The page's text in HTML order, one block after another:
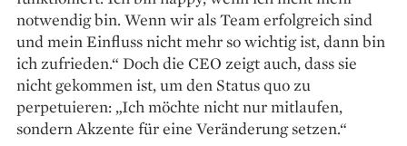
notwendig bin. Wenn wir als Team erfolgreich sind
und mein Einfluss nicht mehr so wichtig ist, dann bin
ich zufrieden.“ Doch die CEO zeigt auch, dass sie
nicht gekommen ist, um den Status quo zu
perpetuieren: „Ich möchte nicht nur mitlaufen,
sondern Akzente für eine Veränderung setzen.“